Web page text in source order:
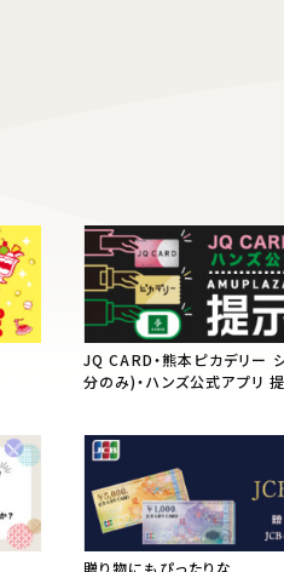
JQ CARD・熊本ピカデリー
分のみ)・ハンズ公式アプリ